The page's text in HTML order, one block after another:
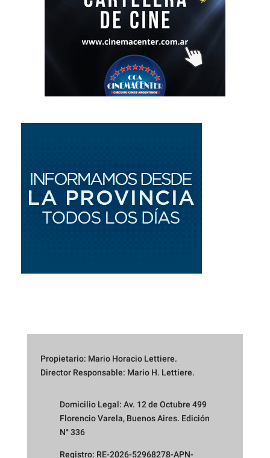
Propietario: Mario Horacio Lettiere.
Director Responsable: Mario H. Lettiere.
Domicilio Legal: Av. 12 de Octubre 499
Florencio Varela, Buenos Aires. Edición
N° 336
Registro: RE-2026-52968278-APN-